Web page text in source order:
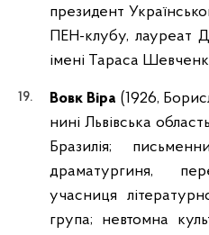
президент
ПЕН-клубу, лауреат
імені Тараса
Вовк Віра (1926,
нині Львівська
Бразилія;
драматургиня,
учасниця
група; невтомна